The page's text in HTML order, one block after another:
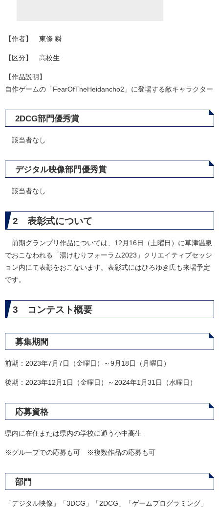
【作者】 東條 瞬
【区分】 高校生
【作品説明】
自作ゲームの「FearOfTheHeidancho2」に登場する敵キャラクター
2DCG部門優秀賞
該当者なし
デジタル映像部門優秀賞
該当者なし
2 表彰式について
前期グランプリ作品については、12月16日（土曜日）に草津温泉
でおこなわれる「湯けむりフォーラム2023」クリエイティブセッシ
ョン内にて表彰をおこないます。表彰式にはひろゆき氏も来場予定
です。
3 コンテスト概要
募集期間
前期：2023年7月7日（金曜日）～9月18日（月曜日）
後期：2023年12月1日（金曜日）～2024年1月31日（水曜日）
応募資格
県内に在住または県内の学校に通う小中高生
※グループでの応募も可 ※複数作品の応募も可
部門
「デジタル映像」「3DCG」「2DCG」「ゲームプログラミング」